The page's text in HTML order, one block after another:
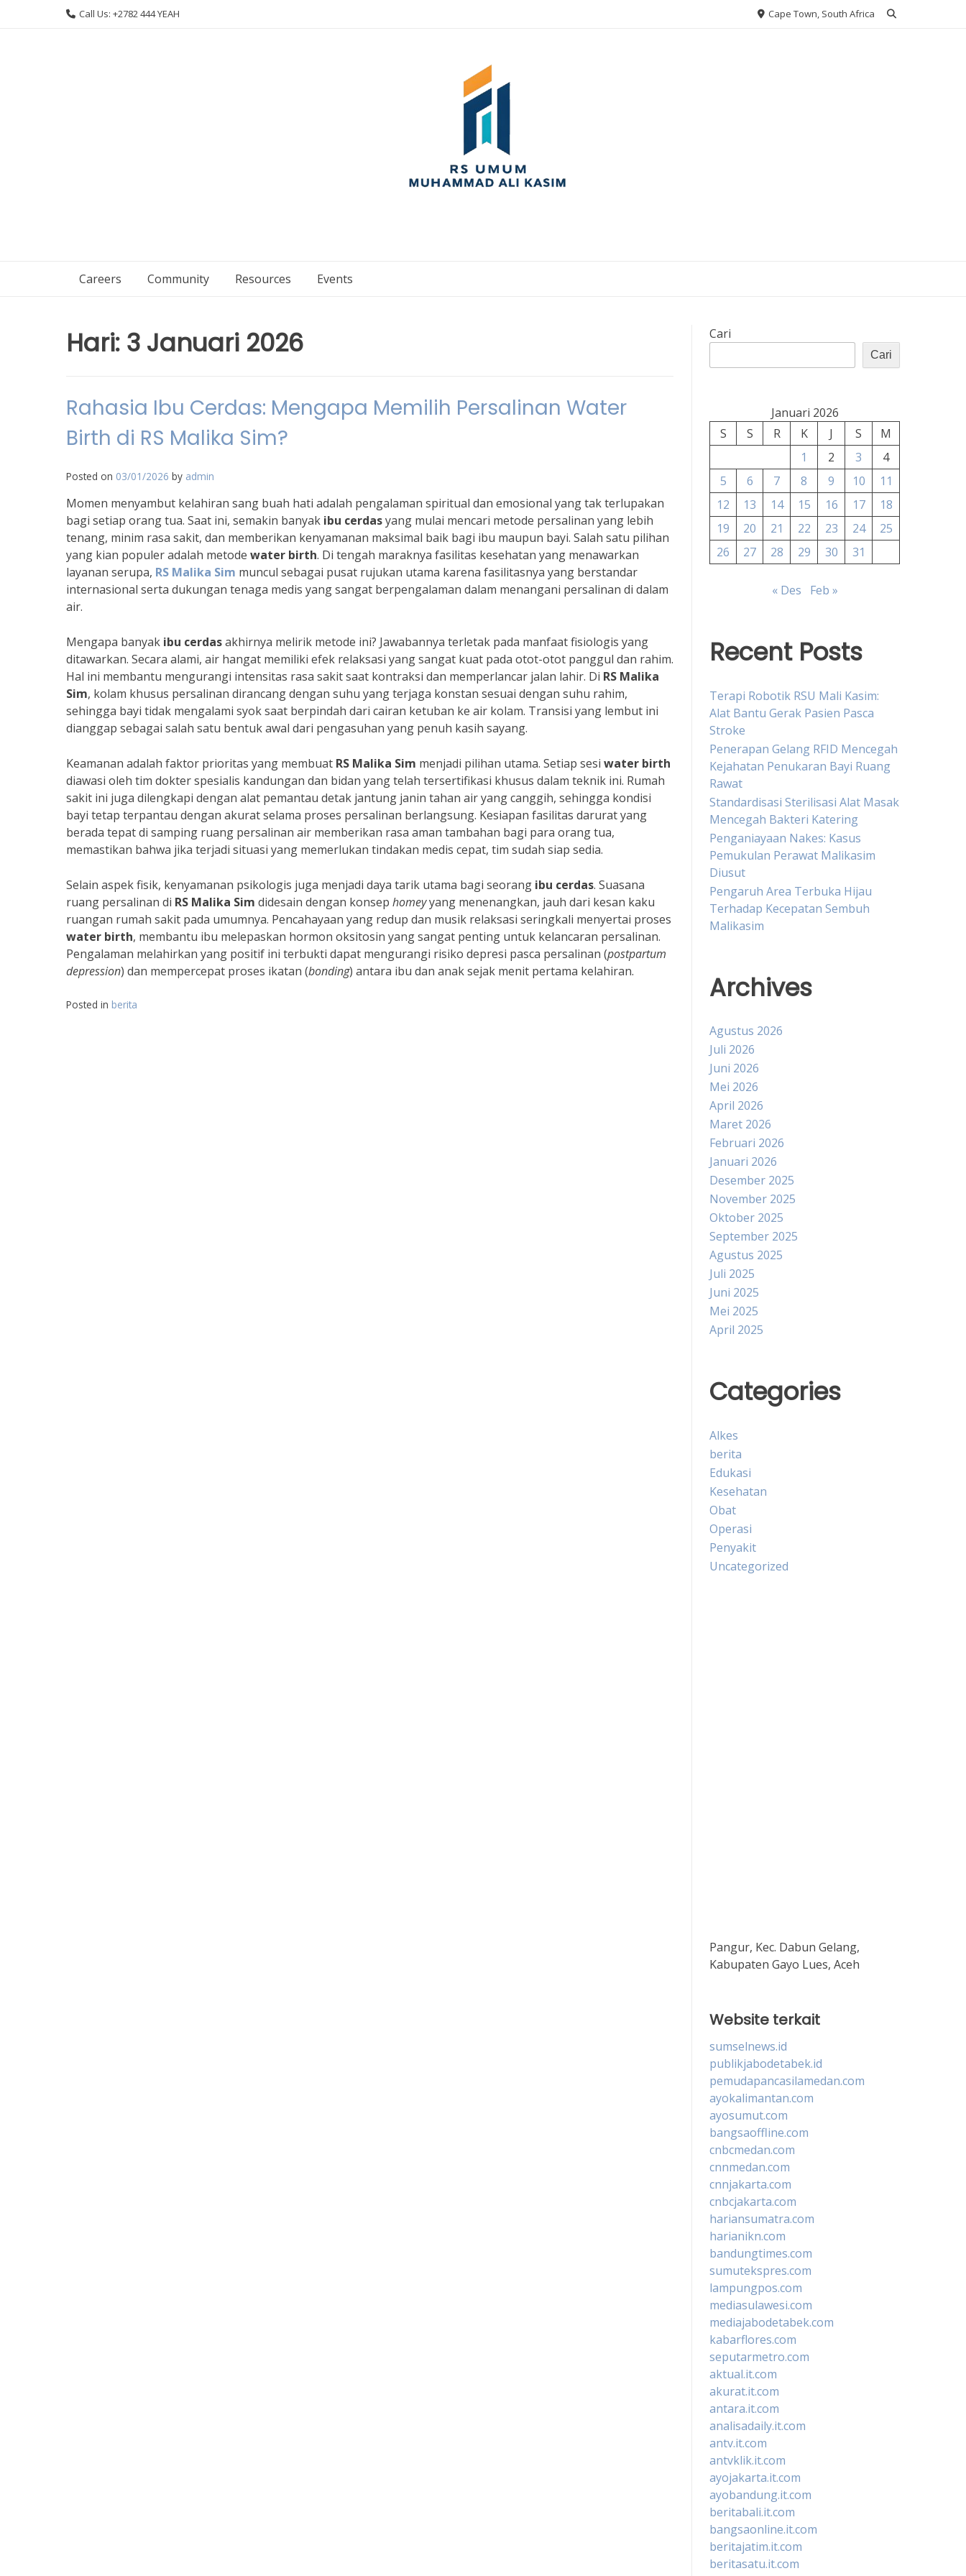
Call Us: +2782 444 YEAH Cape Town, South Africa
Careers Community Resources Events
Hari: 3 Januari 2026
Rahasia Ibu Cerdas: Mengapa Memilih Persalinan Water
Birth di RS Malika Sim?
Posted on 03/01/2026 by admin
Momen menyambut kelahiran sang buah hati adalah pengalaman spiritual dan emosional yang tak terlupakan
bagi setiap orang tua. Saat ini, semakin banyak ibu cerdasyang mulai mencari metode persalinan yang lebih
tenang, minim rasa sakit, dan memberikan kenyamanan maksimal baik bagi ibu maupun bayi. Salah satu pilihan
yang kian populer adalah metode water birth. Di tengah maraknya fasilitas kesehatan yang menawarkan
layanan serupa, RS Malika Sim muncul sebagai pusat rujukan utama karena fasilitasnya yang berstandar
internasional serta dukungan tenaga medis yang sangat berpengalaman dalam menangani persalinan di dalam
air.
Mengapa banyak ibu cerdasakhirnya melirik metode ini? Jawabannya terletak pada manfaat fisiologis yang
ditawarkan. Secara alami, air hangat memiliki efek relaksasi yang sangat kuat pada otot-otot panggul dan rahim.
Hal ini membantu mengurangi intensitas rasa sakit saat kontraksi dan memperlancar jalan lahir. Di RS Malika
Sim, kolam khusus persalinan dirancang dengan suhu yang terjaga konstan sesuai dengan suhu rahim,
sehingga bayi tidak mengalami syok saat berpindah dari cairan ketuban ke air kolam. Transisi yang lembut ini
dianggap sebagai salah satu bentuk awal dari pengasuhan yang penuh kasih sayang.
Keamanan adalah faktor prioritas yang membuat RS Malika Sim menjadi pilihan utama. Setiap sesi water birth
diawasi oleh tim dokter spesialis kandungan dan bidan yang telah tersertifikasi khusus dalam teknik ini. Rumah
sakit ini juga dilengkapi dengan alat pemantau detak jantung janin tahan air yang canggih, sehingga kondisi
bayi tetap terpantau dengan akurat selama proses persalinan berlangsung. Kesiapan fasilitas darurat yang
berada tepat di samping ruang persalinan air memberikan rasa aman tambahan bagi para orang tua,
memastikan bahwa jika terjadi situasi yang memerlukan tindakan medis cepat, tim sudah siap sedia.
Selain aspek fisik, kenyamanan psikologis juga menjadi daya tarik utama bagi seorang ibu cerdas. Suasana
ruang persalinan di RS Malika Sim didesain dengan konsep homeyyang menenangkan, jauh dari kesan kaku
ruangan rumah sakit pada umumnya. Pencahayaan yang redup dan musik relaksasi seringkali menyertai proses
water birth, membantu ibu melepaskan hormon oksitosin yang sangat penting untuk kelancaran persalinan.
Pengalaman melahirkan yang positif ini terbukti dapat mengurangi risiko depresi pasca persalinan (postpartum
depression) dan mempercepat proses ikatan (bonding) antara ibu dan anak sejak menit pertama kelahiran.
Posted in berita
Cari
Cari
Januari 2026
S
S R K J S
M
1
2 3
4
5
6 7 8 9 10
11
12
13 14 15 16 17
18
19
20 21 22 23 24
25
26
27 28 29 30 31
« Des Feb »
Recent Posts
Terapi Robotik RSU Mali Kasim:
Alat Bantu Gerak Pasien Pasca
Stroke
Penerapan Gelang RFID Mencegah
Kejahatan Penukaran Bayi Ruang
Rawat
Standardisasi Sterilisasi Alat Masak
Mencegah Bakteri Katering
Penganiayaan Nakes: Kasus
Pemukulan Perawat Malikasim
Diusut
Pengaruh Area Terbuka Hijau
Terhadap Kecepatan Sembuh
Malikasim
Archives
Agustus 2026
Juli 2026
Juni 2026
Mei 2026
April 2026
Maret 2026
Februari 2026
Januari 2026
Desember 2025
November 2025
Oktober 2025
September 2025
Agustus 2025
Juli 2025
Juni 2025
Mei 2025
April 2025
Categories
Alkes
berita
Edukasi
Kesehatan
Obat
Operasi
Penyakit
Uncategorized
Pangur, Kec. Dabun Gelang,
Kabupaten Gayo Lues, Aceh
Website terkait
sumselnews.id
publikjabodetabek.id
pemudapancasilamedan.com
ayokalimantan.com
ayosumut.com
bangsaoffline.com
cnbcmedan.com
cnnmedan.com
cnnjakarta.com
cnbcjakarta.com
hariansumatra.com
harianikn.com
bandungtimes.com
sumutekspres.com
lampungpos.com
mediasulawesi.com
mediajabodetabek.com
kabarflores.com
seputarmetro.com
aktual.it.com
akurat.it.com
antara.it.com
analisadaily.it.com
antv.it.com
antvklik.it.com
ayojakarta.it.com
ayobandung.it.com
beritabali.it.com
bangsaonline.it.com
beritajatim.it.com
beritasatu.it.com